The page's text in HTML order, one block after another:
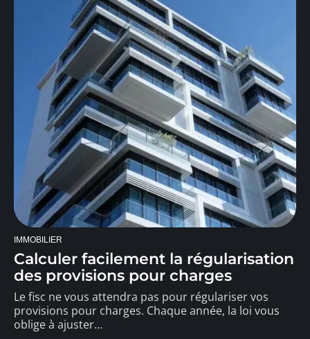
IMMOBILIER
Calculer facilement la régularisation
des provisions pour charges
Le fisc ne vous attendra pas pour régulariser vos
provisions pour charges. Chaque année, la loi vous
oblige à ajuster…